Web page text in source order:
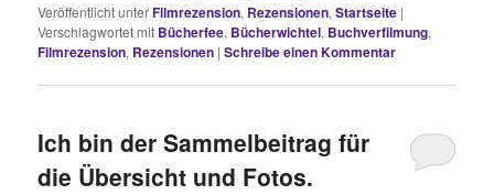
Veröffentlicht unterFilmrezension, Rezensionen,Startseite |
Verschlagwortet mit Bücherfee, Bücherwichtel, Buchverfilmung,
Filmrezension, Rezensionen |Schreibe einen Kommentar
Ich bin der Sammelbeitrag für
die Übersicht und Fotos.